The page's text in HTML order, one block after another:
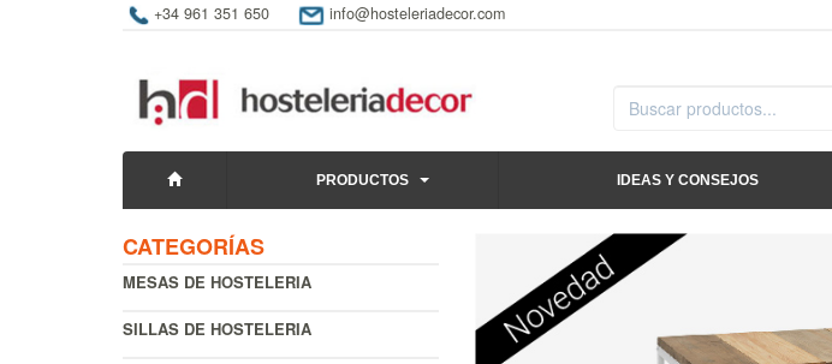
+34 961 351 650 info@hosteleriadecor.com
PRODUCTOS IDEAS Y CONSEJOS
CATEGORÍAS
MESAS DE HOSTELERIA
SILLAS DE HOSTELERIA